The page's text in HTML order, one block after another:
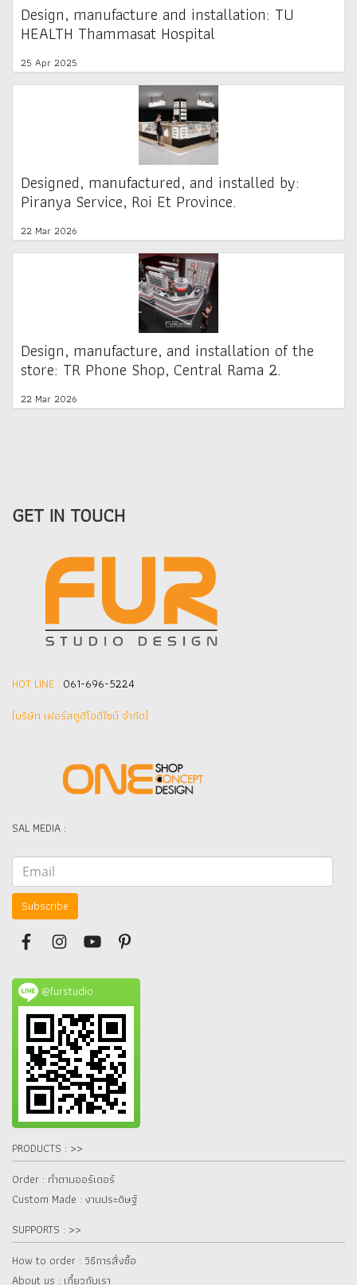
Design, manufacture and installation: TU
HEALTH Thammasat Hospital
25 Apr 2025
Designed, manufactured, and installed by:
Piranya Service, Roi Et Province.
22 Mar 2026
Design, manufacture, and installation of the
store: TR Phone Shop, Central Rama 2.
22 Mar 2026
GET IN TOUCH
HOT LINE : 061-696-5224
(บริษัท เฟอร์สตูดิโอดีไซน์ จำกัด]
SAL MEDIA :
Subscribe
@furstudio
PRODUCTS : >>
Order : ทำตามออร์เดอร์
Custom Made : งานประดิษฐ์
SUPPORTS : >>
How to order : วิธีการสั่งซื้อ
About us : เกี๋ยวกับเรา